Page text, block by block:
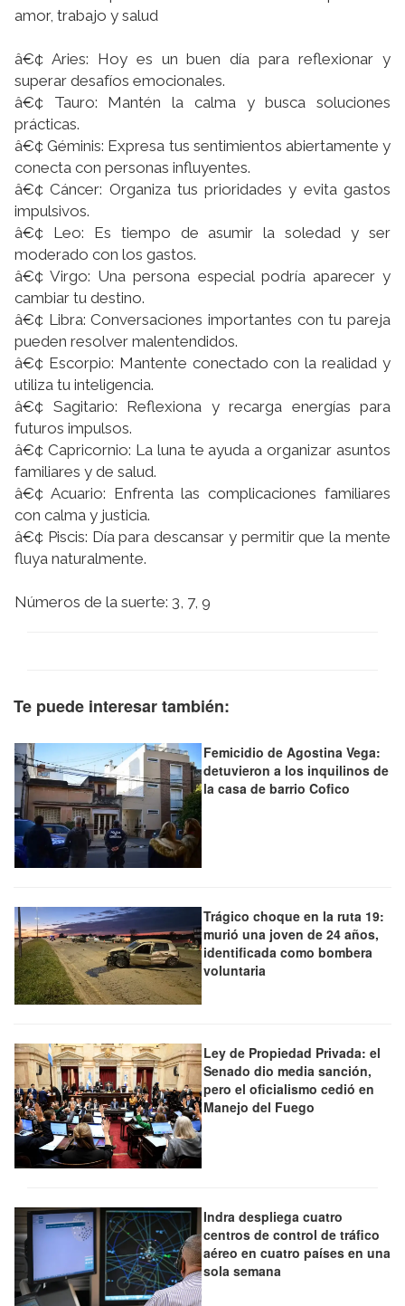
amor, trabajo y salud
â€¢ Aries: Hoy es un buen dí­a para reflexionar y
superar desafí­os emocionales.
â€¢ Tauro: Mantén la calma y busca soluciones
prácticas.
â€¢ Géminis: Expresa tus sentimientos abiertamente y
conecta con personas influyentes.
â€¢ Cáncer: Organiza tus prioridades y evita gastos
impulsivos.
â€¢ Leo: Es tiempo de asumir la soledad y ser
moderado con los gastos.
â€¢ Virgo: Una persona especial podrí­a aparecer y
cambiar tu destino.
â€¢ Libra: Conversaciones importantes con tu pareja
pueden resolver malentendidos.
â€¢ Escorpio: Mantente conectado con la realidad y
utiliza tu inteligencia.
â€¢ Sagitario: Reflexiona y recarga energí­as para
futuros impulsos.
â€¢ Capricornio: La luna te ayuda a organizar asuntos
familiares y de salud.
â€¢ Acuario: Enfrenta las complicaciones familiares
con calma y justicia.
â€¢ Piscis: Dí­a para descansar y permitir que la mente
fluya naturalmente.
Números de la suerte: 3, 7, 9
Te puede interesar también:
Femicidio de Agostina Vega:
detuvieron a los inquilinos de
la casa de barrio Cofico
Trágico choque en la ruta 19:
murió una joven de 24 años,
identificada como bombera
voluntaria
Ley de Propiedad Privada: el
Senado dio media sanción,
pero el oficialismo cedió en
Manejo del Fuego
Indra despliega cuatro
centros de control de tráfico
aéreo en cuatro países en una
sola semana